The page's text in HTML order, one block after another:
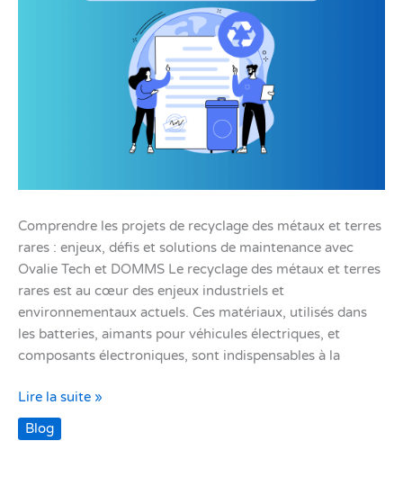
Comprendre les projets de recyclage des métaux et terres
rares : enjeux, défis et solutions de maintenance avec
Ovalie Tech et DOMMS Le recyclage des métaux et terres
rares est au cœur des enjeux industriels et
environnementaux actuels. Ces matériaux, utilisés dans
les batteries, aimants pour véhicules électriques, et
composants électroniques, sont indispensables à la
Lire la suite »
Blog